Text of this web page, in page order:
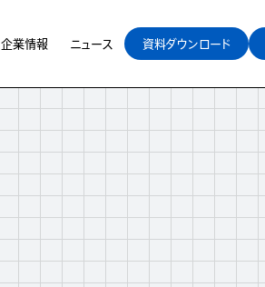
企業情報 ニュース 資料ダウンロード